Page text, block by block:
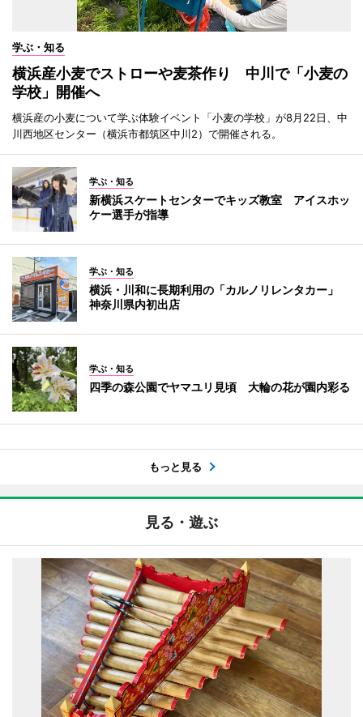
学ぶ・知る
横浜産小麦でストローや麦茶作り 中川で「小麦の
学校」開催へ
横浜産の小麦について学ぶ体験イベント「小麦の学校」が8月22日、中
川西地区センター（横浜市都筑区中川2）で開催される。
学ぶ・知る
新横浜スケートセンターでキッズ教室 アイスホッ
ケー選手が指導
学ぶ・知る
横浜・川和に長期利用の「カルノリレンタカー」
神奈川県内初出店
学ぶ・知る
四季の森公園でヤマユリ見頃 大輪の花が園内彩る
もっと見る
見る・遊ぶ